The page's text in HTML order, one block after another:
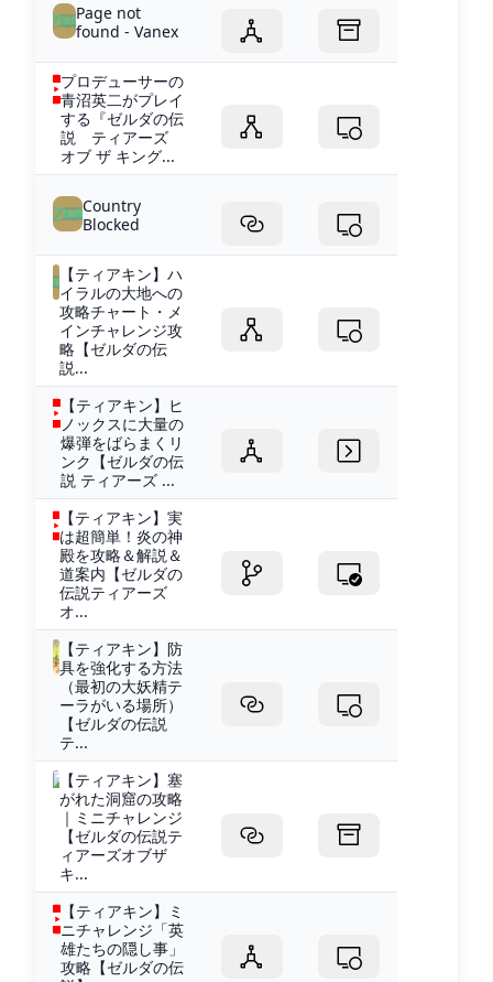
Page not
found - Vanex
プロデューサーの
青沼英二がプレイ
する『ゼルダの伝
説 ティアーズ
オブ ザ キング...
Country
Blocked
【ティアキン】ハ
イラルの大地への
攻略チャート・メ
インチャレンジ攻
略【ゼルダの伝
説...
【ティアキン】ヒ
ノックスに大量の
爆弾をばらまくリ
ンク【ゼルダの伝
説 ティアーズ ...
【ティアキン】実
は超簡単！炎の神
殿を攻略＆解説＆
道案内【ゼルダの
伝説ティアーズ
オ...
【ティアキン】防
具を強化する方法
（最初の大妖精テ
ーラがいる場所）
【ゼルダの伝説
テ...
【ティアキン】塞
がれた洞窟の攻略
｜ミニチャレンジ
【ゼルダの伝説テ
ィアーズオブザ
キ...
【ティアキン】ミ
ニチャレンジ「英
雄たちの隠し事」
攻略【ゼルダの伝